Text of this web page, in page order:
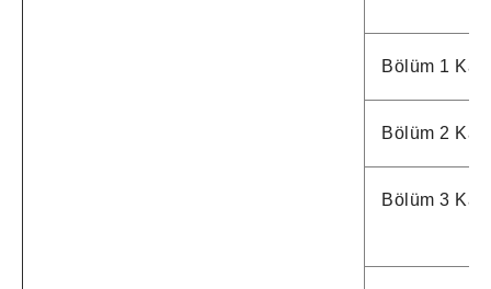
Bölüm 1
Bölüm 2
Bölüm 3